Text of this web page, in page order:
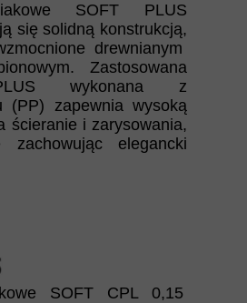
SOFT CPL 0,15
SOFT PLUS
się solidną konstrukcją,
drewnianym
Zastosowana
wykonana z
(PP) zapewnia wysoką
ścieranie i zarysowania,
zachowując elegancki